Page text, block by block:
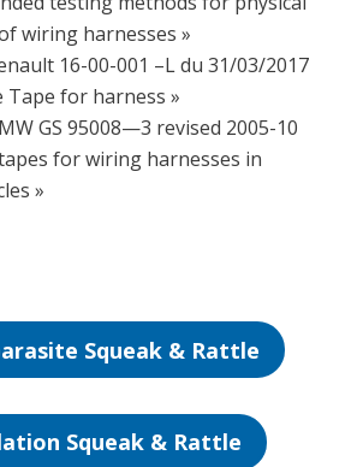
wiring harnesses »
16-00-001 –L du 31/03/2017
Tape for harness »
GS 95008—3 revised 2005-10
for wiring harnesses in
»
Squeak & Rattle
Squeak & Rattle